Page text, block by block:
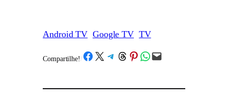
Android TV Google TV TV
Compartilhe! /Share on Facebook
Share on X Share on Telegram
Share on Threads
Share on Pinterest
Share on WhatsApp
Email this Page